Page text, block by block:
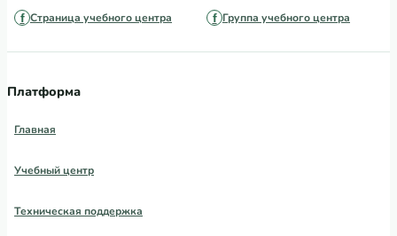
Страница учебного центра Группа учебного центра
Платформа
Главная
Учебный центр
Техническая поддержка